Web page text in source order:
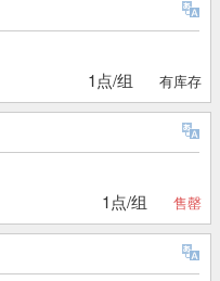
1点/组 有库存
1点/组 售罄